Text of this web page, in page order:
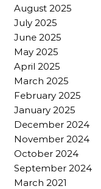
August 2025
July 2025
June 2025
May 2025
April 2025
March 2025
February 2025
January 2025
December 2024
November 2024
October 2024
September 2024
March 2021